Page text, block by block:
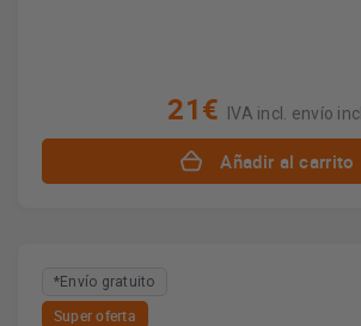
21€ IVA incl. envío incl.
Añadir al carrito
*Envío gratuito
Super oferta